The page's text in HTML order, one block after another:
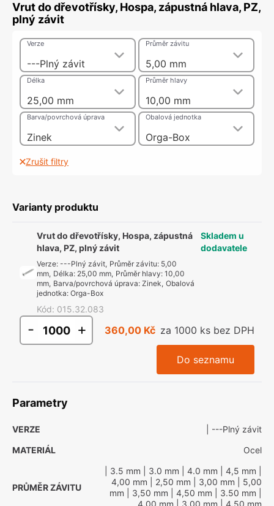
Vrut do dřevotřísky, Hospa, zápustná hlava, PZ,
plný závit
---Plný závit
Verze
5,00 mm
Průměr závitu
25,00 mm
Délka
10,00 mm
Průměr hlavy
Zinek
Barva/povrchová úprava
Orga-Box
Obalová jednotka
Zrušit filtry
Varianty produktu
Vrut do dřevotřísky, Hospa, zápustná
hlava, PZ, plný závit
Verze: ---Plný závit, Průměr závitu: 5,00
mm, Délka: 25,00 mm, Průměr hlavy: 10,00
mm, Barva/povrchová úprava: Zinek, Obalová
jednotka: Orga-Box
Kód: 015.32.083
Skladem u
dodavatele
- + 360,00 Kč za 1000 ks bez DPH
Do seznamu
Parametry
VERZE
| ---Plný závit
MATERIÁL
Ocel
PRŮMĚR ZÁVITU
| 3.5 mm | 3.0 mm | 4.0 mm | 4,5 mm
4,00 mm | 2,50 mm | 3,00 mm | 5,00
mm | 3,50 mm | 4,50 mm | 3.50 mm
4.00 mm | 3.00 mm | 4.50 mm